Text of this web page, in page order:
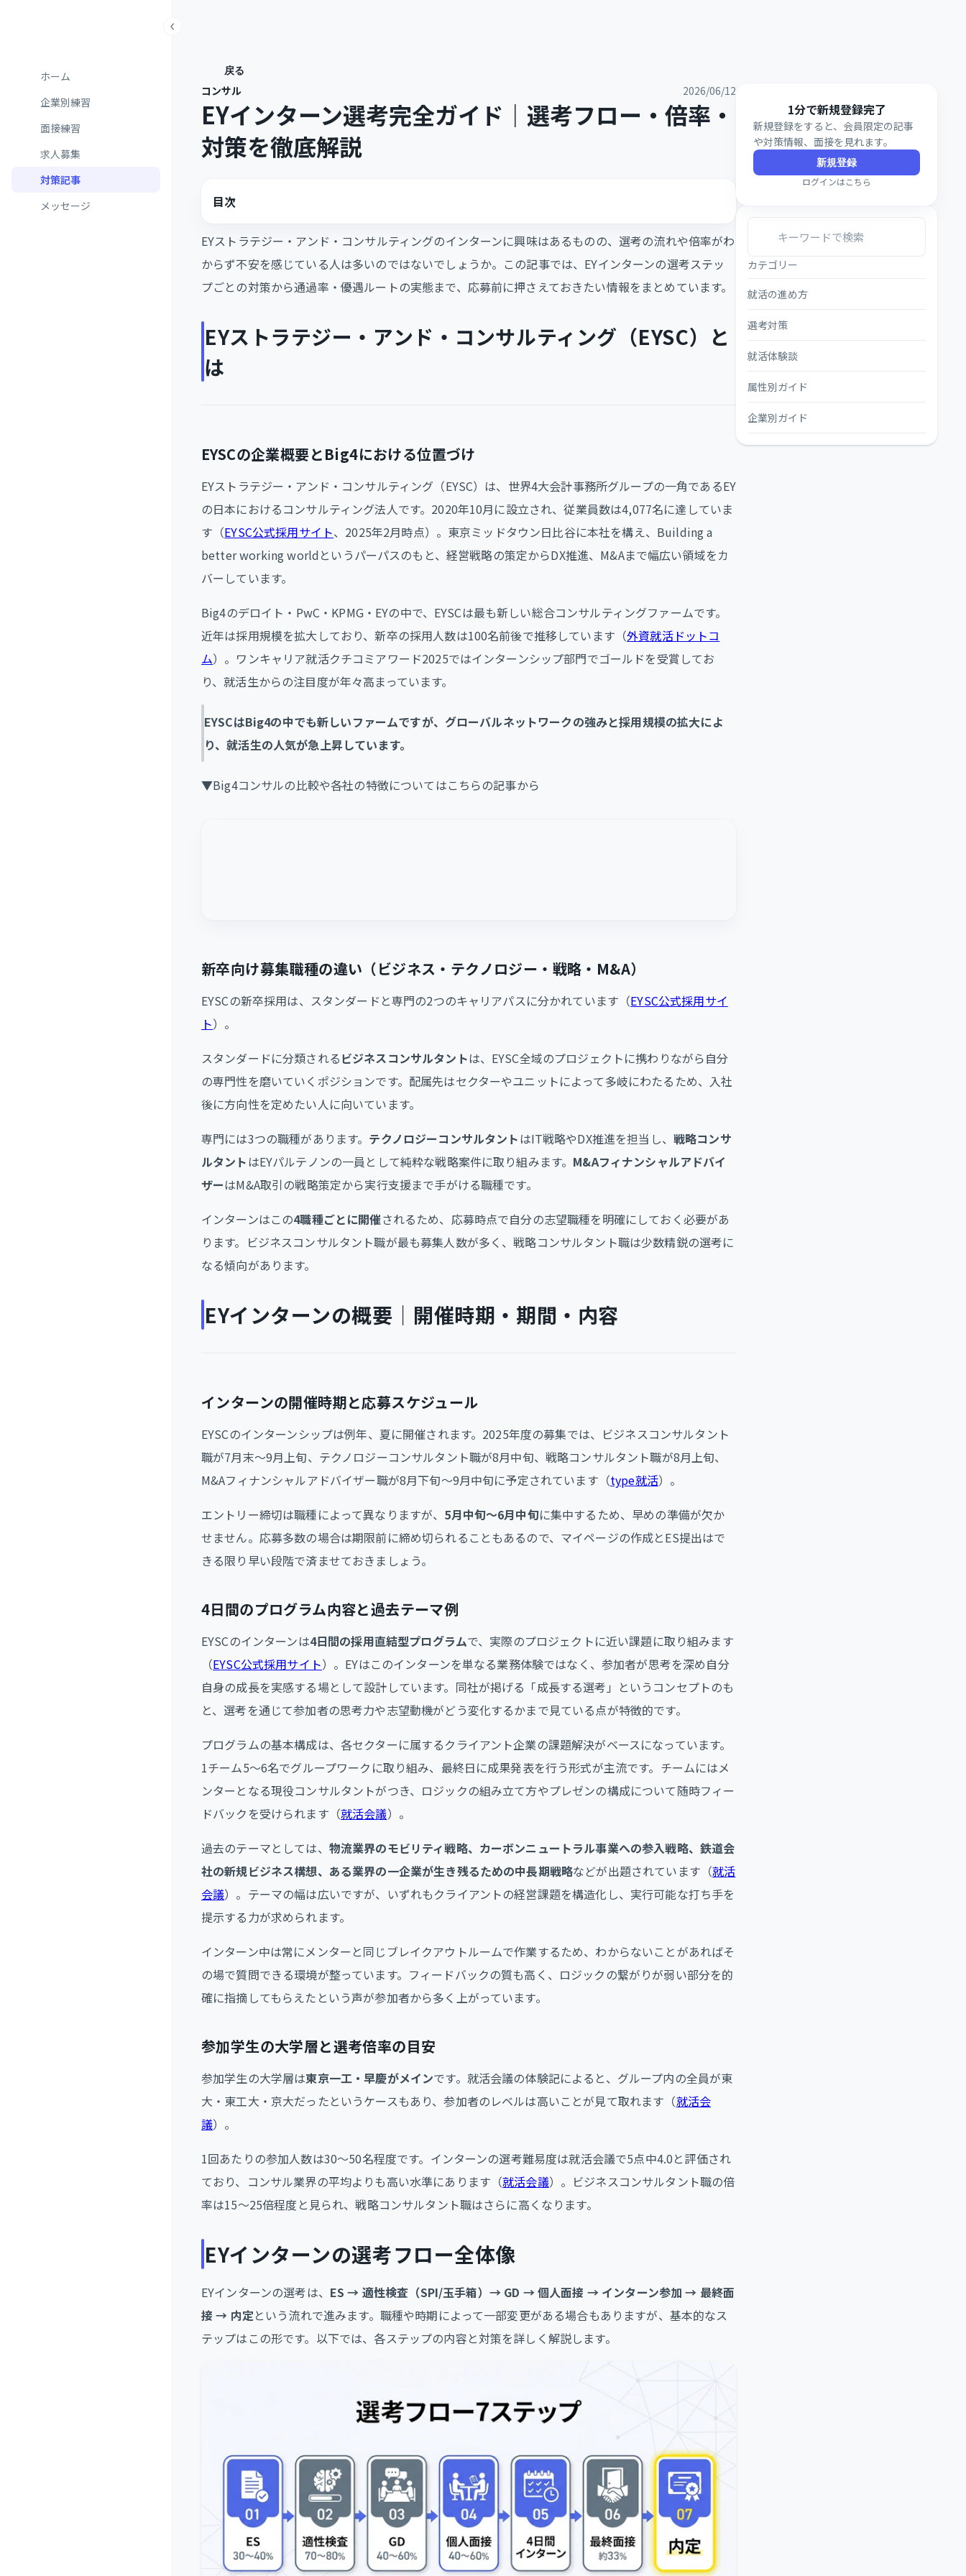
ホーム
企業別練習
面接練習
求人募集
対策記事
メッセージ
戻る
コンサル 2026/06/12
EYインターン選考完全ガイド｜選考フロー・倍率・
対策を徹底解説
目次
EYストラテジー・アンド・コンサルティングのインターンに興味はあるものの、選考の流れや倍率がわ
からず不安を感じている人は多いのではないでしょうか。この記事では、EYインターンの選考ステッ
プごとの対策から通過率・優遇ルートの実態まで、応募前に押さえておきたい情報をまとめています。
EYストラテジー・アンド・コンサルティング（EYSC）と
は
EYSCの企業概要とBig4における位置づけ
EYストラテジー・アンド・コンサルティング（EYSC）は、世界4大会計事務所グループの一角であるEY
の日本におけるコンサルティング法人です。2020年10月に設立され、従業員数は4,077名に達していま
す（EYSC公式採用サイト、2025年2月時点）。東京ミッドタウン日比谷に本社を構え、Building a
better working worldというパーパスのもと、経営戦略の策定からDX推進、M&Aまで幅広い領域をカ
バーしています。
Big4のデロイト・PwC・KPMG・EYの中で、EYSCは最も新しい総合コンサルティングファームです。
近年は採用規模を拡大しており、新卒の採用人数は100名前後で推移しています（外資就活ドットコ
ム）。ワンキャリア就活クチコミアワード2025ではインターンシップ部門でゴールドを受賞してお
り、就活生からの注目度が年々高まっています。
EYSCはBig4の中でも新しいファームですが、グローバルネットワークの強みと採用規模の拡大によ
り、就活生の人気が急上昇しています。
▼Big4コンサルの比較や各社の特徴についてはこちらの記事から
新卒向け募集職種の違い（ビジネス・テクノロジー・戦略・M&A）
EYSCの新卒採用は、スタンダードと専門の2つのキャリアパスに分かれています（EYSC公式採用サイ
ト）。
スタンダードに分類されるビジネスコンサルタントは、EYSC全域のプロジェクトに携わりながら自分
の専門性を磨いていくポジションです。配属先はセクターやユニットによって多岐にわたるため、入社
後に方向性を定めたい人に向いています。
専門には3つの職種があります。 テクノロジーコンサルタントはIT戦略やDX推進を担当し、 戦略コンサ
ルタントはEYパルテノンの一員として純粋な戦略案件に取り組みます。 M&Aフィナンシャルアドバイ
ザーはM&A取引の戦略策定から実行支援まで手がける職種です。
インターンはこの4職種ごとに開催されるため、応募時点で自分の志望職種を明確にしておく必要があ
ります。ビジネスコンサルタント職が最も募集人数が多く、戦略コンサルタント職は少数精鋭の選考に
なる傾向があります。
EYインターンの概要｜開催時期・期間・内容
インターンの開催時期と応募スケジュール
EYSCのインターンシップは例年、夏に開催されます。2025年度の募集では、ビジネスコンサルタント
職が7月末〜9月上旬、テクノロジーコンサルタント職が8月中旬、戦略コンサルタント職が8月上旬、
M&Aフィナンシャルアドバイザー職が8月下旬〜9月中旬に予定されています（type就活）。
エントリー締切は職種によって異なりますが、 5月中旬〜6月中旬に集中するため、早めの準備が欠か
せません。応募多数の場合は期限前に締め切られることもあるので、マイページの作成とES提出はで
きる限り早い段階で済ませておきましょう。
4日間のプログラム内容と過去テーマ例
EYSCのインターンは4日間の採用直結型プログラムで、実際のプロジェクトに近い課題に取り組みます
（EYSC公式採用サイト）。EYはこのインターンを単なる業務体験ではなく、参加者が思考を深め自分
自身の成長を実感する場として設計しています。同社が掲げる「成長する選考」というコンセプトのも
と、選考を通じて参加者の思考力や志望動機がどう変化するかまで見ている点が特徴的です。
プログラムの基本構成は、各セクターに属するクライアント企業の課題解決がベースになっています。
1チーム5〜6名でグループワークに取り組み、最終日に成果発表を行う形式が主流です。チームにはメ
ンターとなる現役コンサルタントがつき、ロジックの組み立て方やプレゼンの構成について随時フィー
ドバックを受けられます（就活会議）。
過去のテーマとしては、 物流業界のモビリティ戦略、カーボンニュートラル事業への参入戦略、鉄道会
社の新規ビジネス構想、ある業界の一企業が生き残るための中長期戦略などが出題されています（就活
会議）。テーマの幅は広いですが、いずれもクライアントの経営課題を構造化し、実行可能な打ち手を
提示する力が求められます。
インターン中は常にメンターと同じブレイクアウトルームで作業するため、わからないことがあればそ
の場で質問できる環境が整っています。フィードバックの質も高く、ロジックの繋がりが弱い部分を的
確に指摘してもらえたという声が参加者から多く上がっています。
参加学生の大学層と選考倍率の目安
参加学生の大学層は東京一工・早慶がメインです。就活会議の体験記によると、グループ内の全員が東
大・東工大・京大だったというケースもあり、参加者のレベルは高いことが見て取れます（就活会
議）。
1回あたりの参加人数は30〜50名程度です。インターンの選考難易度は就活会議で5点中4.0と評価され
ており、コンサル業界の平均よりも高い水準にあります（就活会議）。ビジネスコンサルタント職の倍
率は15〜25倍程度と見られ、戦略コンサルタント職はさらに高くなります。
EYインターンの選考フロー全体像
EYインターンの選考は、 ES → 適性検査（SPI/玉手箱）→ GD → 個人面接 → インターン参加 → 最終面
接 → 内定という流れで進みます。職種や時期によって一部変更がある場合もありますが、基本的なス
テップはこの形です。以下では、各ステップの内容と対策を詳しく解説します。
1分で新規登録完了
新規登録をすると、会員限定の記事
や対策情報、面接を見れます。
新規登録
ログインはこちら
カテゴリー
就活の進め方
選考対策
就活体験談
属性別ガイド
企業別ガイド